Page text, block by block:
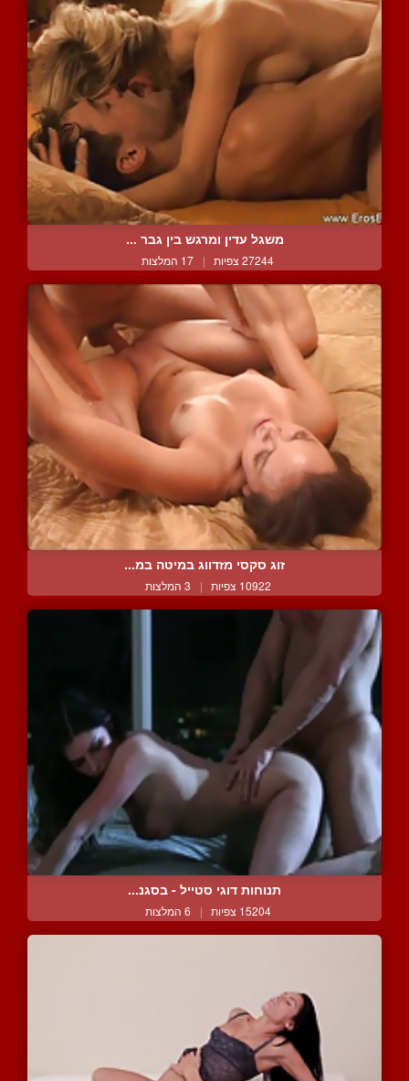
משגל עדין ומרגש בין גבר ...
27244 צפיות | 17 המלצות
זוג סקסי מזדווג במיטה במ...
10922 צפיות | 3 המלצות
תנוחות דוגי סטייל - בסגנ...
15204 צפיות | 6 המלצות